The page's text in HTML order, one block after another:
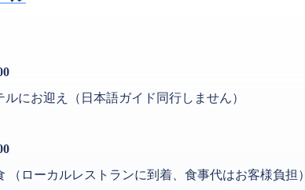
ルにお迎え（日本語ガイド同行しません）
（ローカルレストランに到着、食事代はお客様負担）